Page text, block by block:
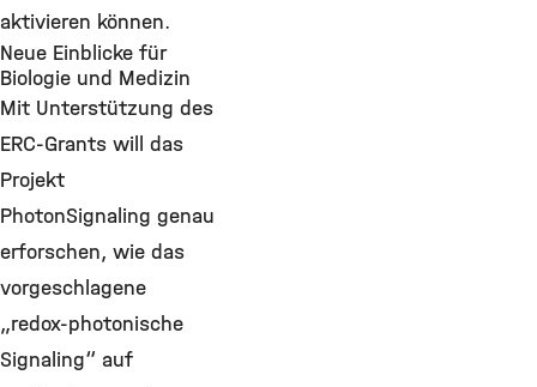
aktivieren können.
Neue Einblicke für
Biologie und Medizin
Mit Unterstützung des
ERC-Grants will das
Projekt
PhotonSignaling genau
erforschen, wie das
vorgeschlagene
„redox-photonische
Signaling“ auf